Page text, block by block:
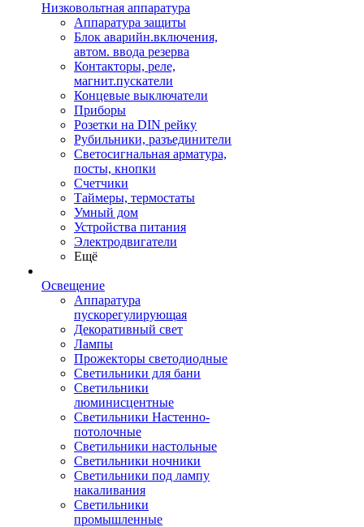
Низковольтная аппаратура
Аппаратура защиты
Блок аварийн.включения,
автом. ввода резерва
Контакторы, реле,
магнит.пускатели
Концевые выключатели
Приборы
Розетки на DIN рейку
Рубильники, разъединители
Светосигнальная арматура,
посты, кнопки
Счетчики
Таймеры, термостаты
Умный дом
Устройства питания
Электродвигатели
Ещё
Освещение
Аппаратура
пускорегулирующая
Декоративный свет
Лампы
Прожекторы светодиодные
Светильники для бани
Светильники
люминисцентные
Светильники Настенно-
потолочные
Светильники настольные
Светильники ночники
Светильники под лампу
накаливания
Светильники
промышленные